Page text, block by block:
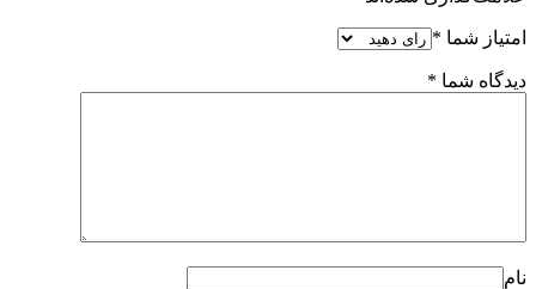
امتیاز شما *
دیدگاه شما *
نام